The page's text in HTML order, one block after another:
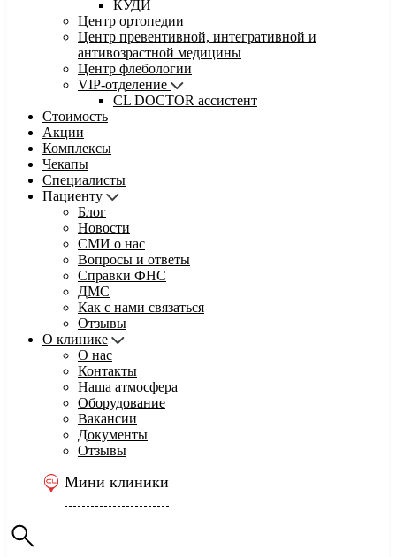
КУДИ
Центр ортопедии
Центр превентивной, интегративной и
антивозрастной медицины
Центр флебологии
VIP-отделение
CL DOCTOR ассистент
Стоимость
Акции
Комплексы
Чекапы
Специалисты
Пациенту
Блог
Новости
СМИ о нас
Вопросы и ответы
Справки ФНС
ДМС
Как с нами связаться
Отзывы
О клинике
О нас
Контакты
Наша атмосфера
Оборудование
Вакансии
Документы
Отзывы
Мини клиники